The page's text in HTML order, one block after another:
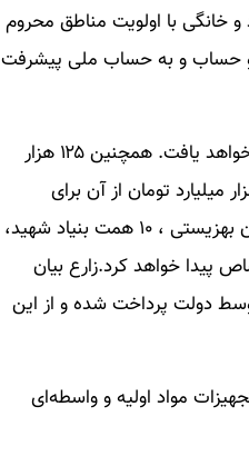
خانگی با اولویت مناطق محروم
و حساب و به حساب ملی پیشرفت
وی تاکید کرد: به موجب مصوبه مذکور به هر استان هزار میلیارد تومان منابع تخصیص خواهد یافت. همچنین ۱۲۵ هزار
تومان هم از منابع قرض الحسنه بانکها در این بخش بخش مصوب شد که ۵۰ هزار میلیارد تومان از آن برای
استانداری ها، ۳۵ هزار میلیارد تومان کمیته امداد امام خمینی (ره)، ۱۵هزار میلیارد تومان بهزیستی ، ۱۰ همت بنیاد شهید،
همت هم برای بسیج اختصاص پیدا خواهد کرد.زارع بیان
اجتماعی توسط دولت پرداخت شده و از این
مواد اولیه و واسطه‌ای